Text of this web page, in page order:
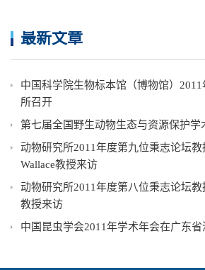
最新文章
中国科学院生物标本馆（博物馆）
所召开
第七届全国野生动物生态与资源保护学
动物研究所2011年度第九位秉志论坛
Wallace教授来访
动物研究所2011年度第八位秉志论坛
教授来访
中国昆虫学会2011年学术年会在广东